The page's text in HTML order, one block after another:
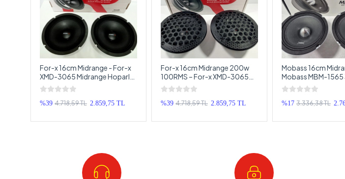
For-x 16cm Midrange - For-x
XMD-3065 Midrange Hoparlör
- 200w 100Rms
%39 4.718,59 TL 2.859,75 TL
For-x 16cm Midrange 200w
100RMS – For-x XMD-3065
Kapaklı Midrange Hoparlör
16cm
%39 4.718,59 TL 2.859,75 TL
Mobass 16cm
Mobass MBM-
150RMS Midrange -
Göbek Pro Midrange
%17 3.336,38 TL